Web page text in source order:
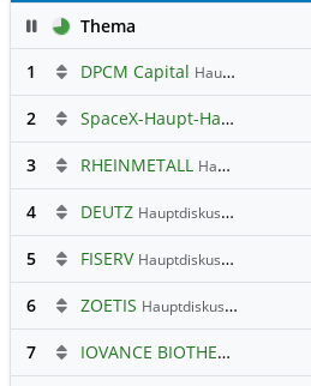
PauseThema
1
DPCM Capital Hauptdiskussion
2 SpaceX-Haupt-Hauptforum
3 RHEINMETALL Hauptdiskussion
4 DEUTZ Hauptdiskussion
5 FISERV Hauptdiskussion
6 ZOETIS Hauptdiskussion
7 IOVANCE BIOTHERAP.DL-,001